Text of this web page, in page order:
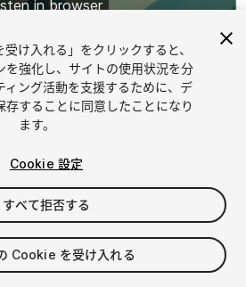
1/2
ます
受け入れる」をクリックすると、
を強化し、サイトの使用状況を分
ィング活動を支援するために、デ
することに同意したことになり
ます。
Cookie 設定
すべて拒否する
Cookie を受け入れる